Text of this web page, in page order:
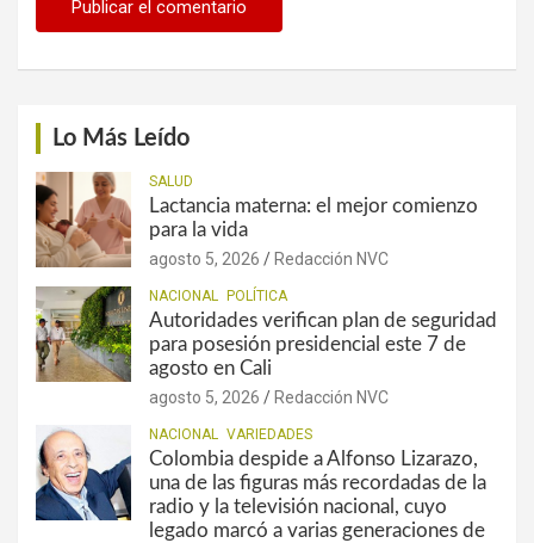
Lo Más Leído
SALUD
Lactancia materna: el mejor comienzo
para la vida
agosto 5, 2026 Redacción NVC
NACIONAL POLÍTICA
Autoridades verifican plan de seguridad
para posesión presidencial este 7 de
agosto en Cali
agosto 5, 2026 Redacción NVC
NACIONAL VARIEDADES
Colombia despide a Alfonso Lizarazo,
una de las figuras más recordadas de la
radio y la televisión nacional, cuyo
legado marcó a varias generaciones de